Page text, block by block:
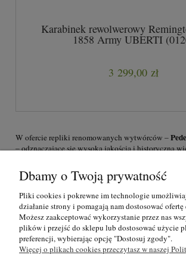
Karabinek rewolwerowy
1858 Army UBERTI
3 299,00 zł
W ofercie repliki renomowanych wytwórców –
– odznaczające się wysoką jakością i historyczną
szczegóły.
Wyłącznie odbiór osobisty
Łodzi – broń palna i czarnoprochowa nie podlega
polskim prawem.
O nas
Dbamy o Twoją prywatność
Pliki cookies i pokrewne im technologie
działanie strony i pomagają nam dostosować
Możesz zaakceptować wykorzystanie przez nas
plików i przejść do sklepu lub dostosować użycie
preferencji, wybierając opcję "Dostosuj zgody".
Więcej o plikach cookies przeczytasz w naszej